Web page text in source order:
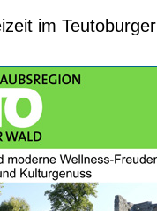
im Teutoburger